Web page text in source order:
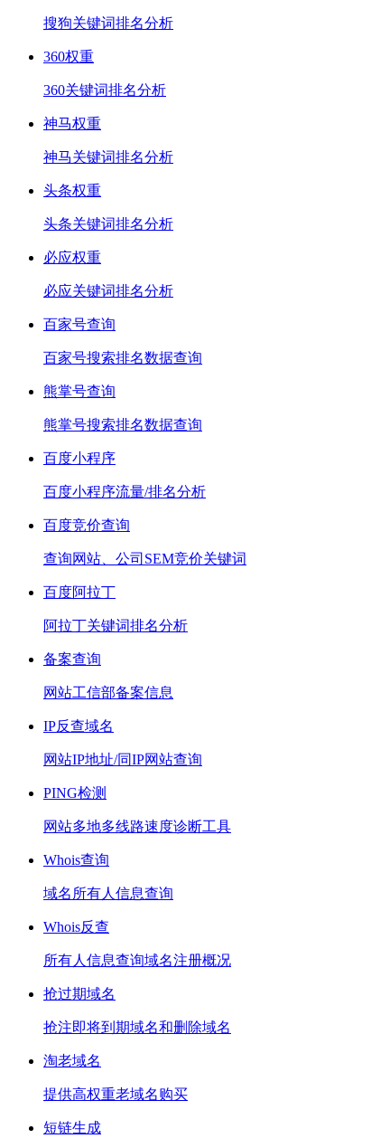
搜狗关键词排名分析
360权重
360关键词排名分析
神马权重
神马关键词排名分析
头条权重
头条关键词排名分析
必应权重
必应关键词排名分析
百家号查询
百家号搜索排名数据查询
熊掌号查询
熊掌号搜索排名数据查询
百度小程序
百度小程序流量/排名分析
百度竞价查询
查询网站、公司SEM竞价关键词
百度阿拉丁
阿拉丁关键词排名分析
备案查询
网站工信部备案信息
IP反查域名
网站IP地址/同IP网站查询
PING检测
网站多地多线路速度诊断工具
Whois查询
域名所有人信息查询
Whois反查
所有人信息查询域名注册概况
抢过期域名
抢注即将到期域名和删除域名
淘老域名
提供高权重老域名购买
短链生成